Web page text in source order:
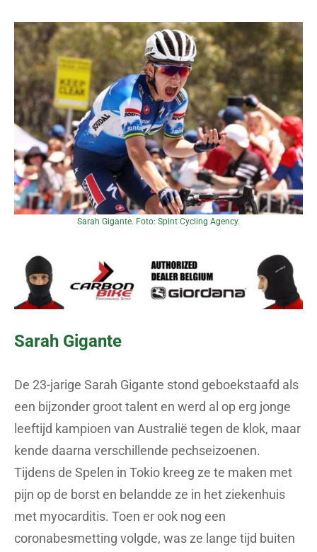
Sarah Gigante. Foto: Spint Cycling Agency.
Sarah Gigante
De 23-jarige Sarah Gigante stond geboekstaafd als
een bijzonder groot talent en werd al op erg jonge
leeftijd kampioen van Australië tegen de klok, maar
kende daarna verschillende pechseizoenen.
Tijdens de Spelen in Tokio kreeg ze te maken met
pijn op de borst en belandde ze in het ziekenhuis
met myocarditis. Toen er ook nog een
coronabesmetting volgde, was ze lange tijd buiten